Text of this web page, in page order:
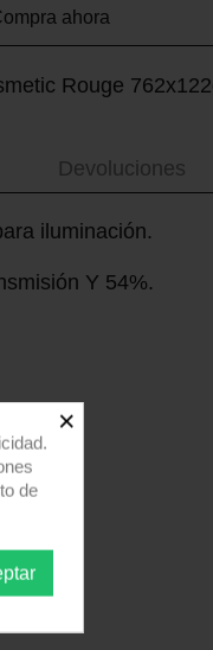
ahora
Rouge
Devoluciones
iluminación.
Y 54%.
×
de